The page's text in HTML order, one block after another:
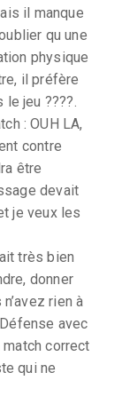
il manque
qu une
physique
il préfère
jeu ????.
: OUH LA,
contre
être
devait
je veux les
très bien
donner
rien à
avec
correct
qui ne